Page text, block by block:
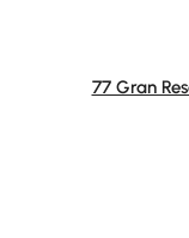
Durchschnittliche
77 Gran